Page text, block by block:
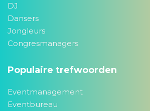
DJ
Dansers
Jongleurs
Congresmanagers
Populaire trefwoorden
Eventmanagement
Eventbureau